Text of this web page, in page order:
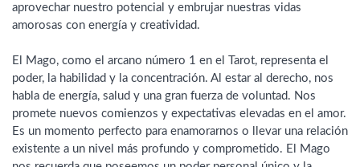
aprovechar nuestro potencial y embrujar nuestras vidas
amorosas con energía y creatividad.
El Mago, como el arcano número 1 en el Tarot, representa el
poder, la habilidad y la concentración. Al estar al derecho, nos
habla de energía, salud y una gran fuerza de voluntad. Nos
promete nuevos comienzos y expectativas elevadas en el amor.
Es un momento perfecto para enamorarnos o llevar una relación
existente a un nivel más profundo y comprometido. El Mago